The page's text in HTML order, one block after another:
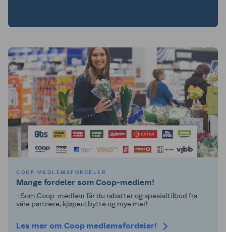
COOP MEDLEMSFORDELER
Mange fordeler som Coop-medlem!
- Som Coop-medlem får du rabatter og spesialtilbud fra
våre partnere, kjøpeutbytte og mye mer!
Les mer om Coop medlemsfordeler!